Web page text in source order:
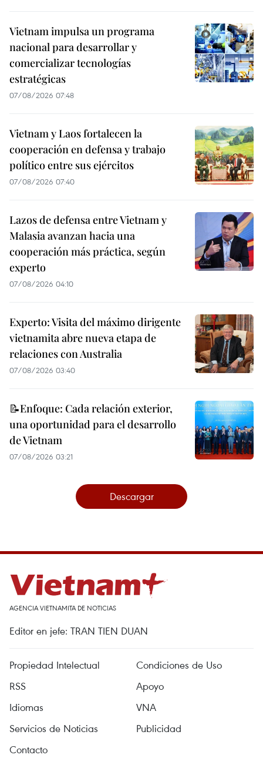
Vietnam impulsa un programa
nacional para desarrollar y
comercializar tecnologías
estratégicas
07/08/2026 07:48
Vietnam y Laos fortalecen la
cooperación en defensa y trabajo
político entre sus ejércitos
07/08/2026 07:40
Lazos de defensa entre Vietnam y
Malasia avanzan hacia una
cooperación más práctica, según
experto
07/08/2026 04:10
Experto: Visita del máximo dirigente
vietnamita abre nueva etapa de
relaciones con Australia
07/08/2026 03:40
📝Enfoque: Cada relación exterior,
una oportunidad para el desarrollo
de Vietnam
07/08/2026 03:21
Descargar
AGENCIA VIETNAMITA DE NOTICIAS
Editor en jefe: TRAN TIEN DUAN
Propiedad Intelectual
Condiciones de Uso
RSS
Apoyo
Idiomas
VNA
Servicios de Noticias
Publicidad
Contacto